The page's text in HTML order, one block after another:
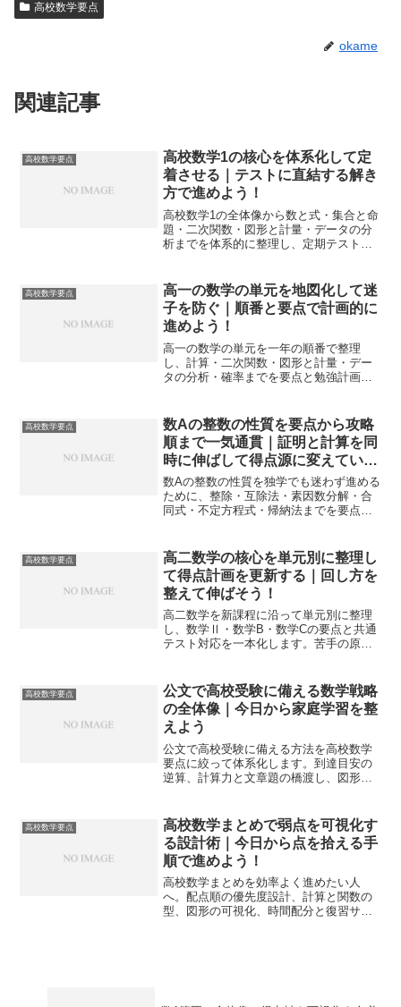
高校数学要点
okame
関連記事
高校数学要点
高校数学1の核心を体系化して定
着させる｜テストに直結する解き
方で進めよう！
高校数学1の全体像から数と式・集合と命
題・二次関数・図形と計量・データの分
析までを体系的に整理し、定期テストと
高校数学要点
高一の数学の単元を地図化して迷
子を防ぐ｜順番と要点で計画的に
進めよう！
高一の数学の単元を一年の順番で整理
し、計算・二次関数・図形と計量・デー
タの分析・確率までを要点と勉強計画で
す。
高校数学要点
数Aの整数の性質を要点から攻略
順まで一気通貫｜証明と計算を同
時に伸ばして得点源に変えていこ
う！
数Aの整数の性質を独学でも迷わず進める
ために、整除・互除法・素因数分解・合
同式・不定方程式・帰納法までを要点と
成です。
高校数学要点
高二数学の核心を単元別に整理し
て得点計画を更新する｜回し方を
整えて伸ばそう！
高二数学を新課程に沿って単元別に整理
し、数学Ⅱ・数学B・数学Cの要点と共通
テスト対応を一本化します。苦手の原因
す。
高校数学要点
公文で高校受験に備える数学戦略
の全体像｜今日から家庭学習を整
えよう
公文で高校受験に備える方法を高校数学
要点に絞って体系化します。到達目安の
逆算、計算力と文章題の橋渡し、図形証
す。
高校数学要点
高校数学まとめで弱点を可視化す
る設計術｜今日から点を拾える手
順で進めよう！
高校数学まとめを効率よく進めたい人
へ。配点順の優先度設計、計算と関数の
型、図形の可視化、時間配分と復習サイ